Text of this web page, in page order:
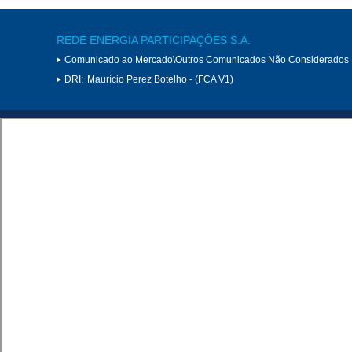
REDE ENERGIA PARTICIPAÇÕES S.A.
Comunicado ao Mercado\Outros Comunicados Não Considerados
DRI: Maurício Perez Botelho - (FCA V1)